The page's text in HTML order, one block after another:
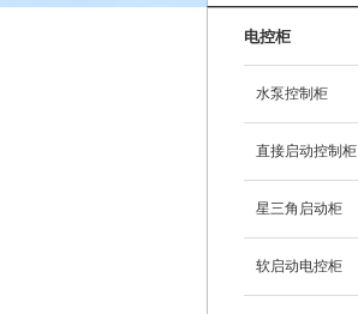
电控柜
水泵控制柜
直接启动控制柜
星三角启动柜
软启动电控柜